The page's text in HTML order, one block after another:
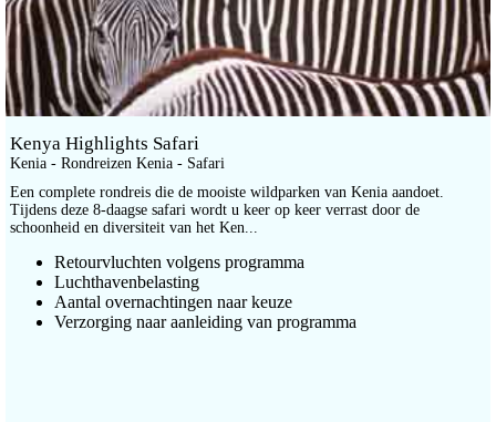
Kenya Highlights Safari
Kenia - Rondreizen Kenia - Safari
Een complete rondreis die de mooiste wildparken van Kenia aandoet.
Tijdens deze 8-daagse safari wordt u keer op keer verrast door de
schoonheid en diversiteit van het Ken...
Retourvluchten volgens programma
Luchthavenbelasting
Aantal overnachtingen naar keuze
Verzorging naar aanleiding van programma